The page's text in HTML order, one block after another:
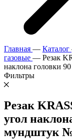
Главная — Каталог
газовые — Резак
наклона головки
Фильтры
Резак
угол
мундштук